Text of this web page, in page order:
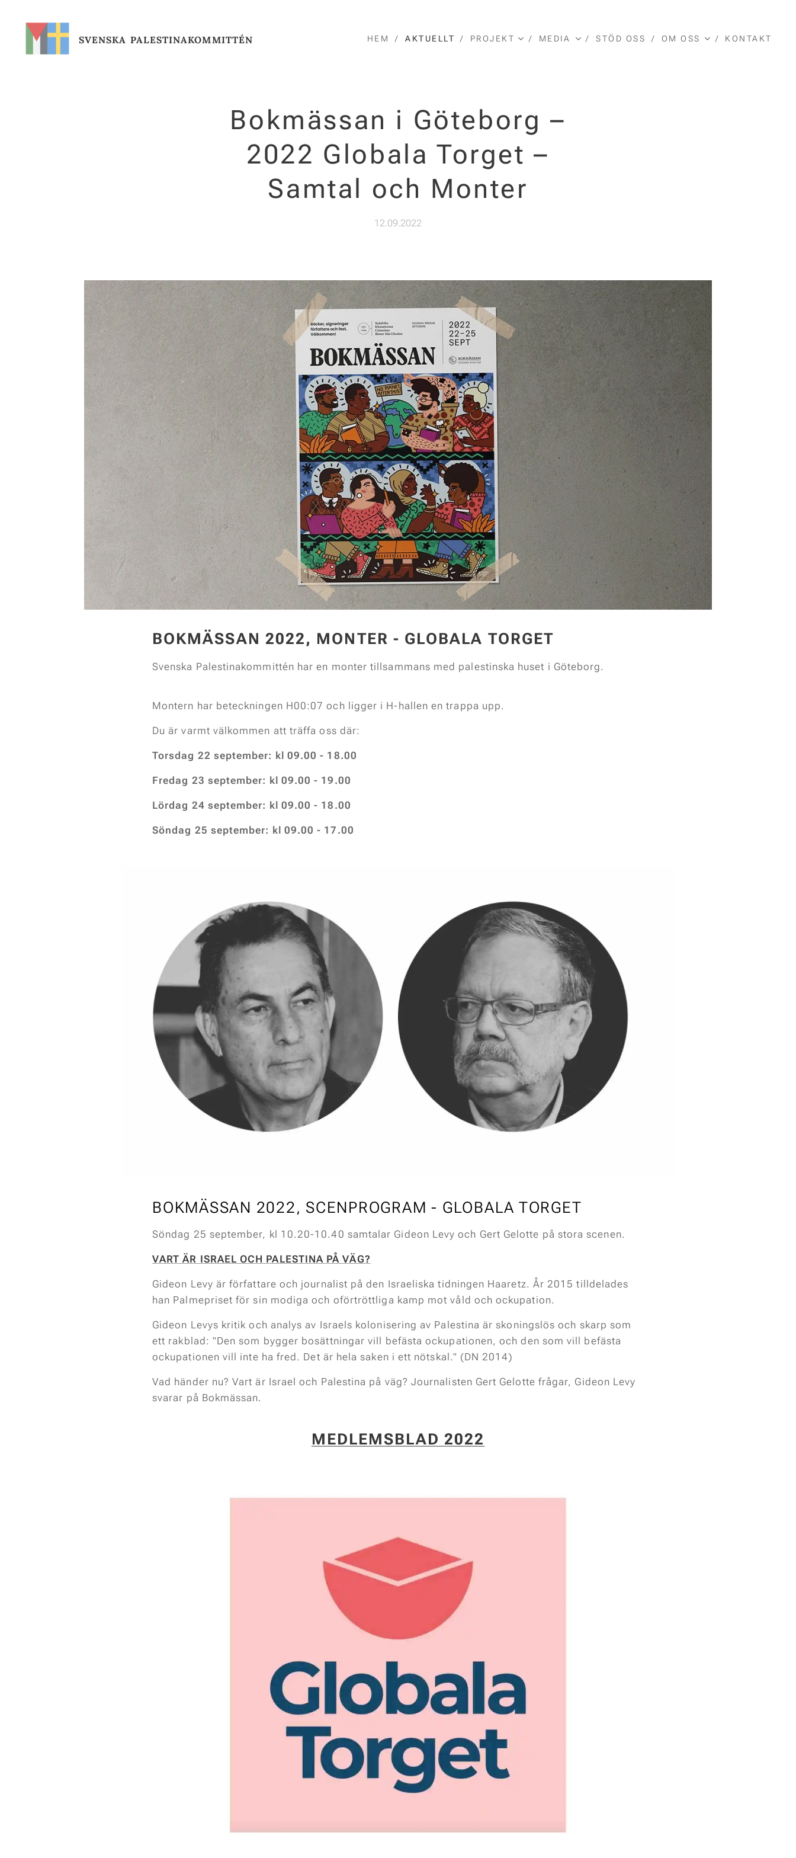
SVENSKA PALESTINAKOMMITTÉN HEM AKTUELLT PROJEKT MEDIA STÖD OSS OM OSS KONTAKT
Bokmässan i Göteborg –
2022 Globala Torget –
Samtal och Monter
12.09.2022
BOKMÄSSAN 2022, MONTER - GLOBALA TORGET
Svenska Palestinakommittén har en monter tillsammans med palestinska huset i Göteborg.
Montern har beteckningen H00:07 och ligger i H-hallen en trappa upp.
Du är varmt välkommen att träffa oss där:
Torsdag 22 september: kl 09.00 - 18.00
Fredag 23 september: kl 09.00 - 19.00
Lördag 24 september: kl 09.00 - 18.00
Söndag 25 september: kl 09.00 - 17.00
BOKMÄSSAN 2022, SCENPROGRAM - GLOBALA TORGET
Söndag 25 september, kl 10.20-10.40 samtalar Gideon Levy och Gert Gelotte på stora scenen.
VART ÄR ISRAEL OCH PALESTINA PÅ VÄG?
Gideon Levy är författare och journalist på den Israeliska tidningen Haaretz. År 2015 tilldelades
han Palmepriset för sin modiga och oförtröttliga kamp mot våld och ockupation.
Gideon Levys kritik och analys av Israels kolonisering av Palestina är skoningslös och skarp som
ett rakblad: "Den som bygger bosättningar vill befästa ockupationen, och den som vill befästa
ockupationen vill inte ha fred. Det är hela saken i ett nötskal." (DN 2014)
Vad händer nu? Vart är Israel och Palestina på väg? Journalisten Gert Gelotte frågar, Gideon Levy
svarar på Bokmässan.
MEDLEMSBLAD 2022